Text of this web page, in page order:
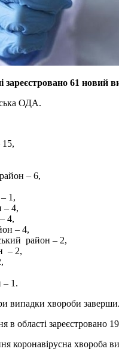
зареєстровано 61 новий
ОДА.
15,
– 6,
1,
– 4,
4,
– 4,
район – 2,
– 2,
– 1.
випадки хвороби
в області
коронавірусна хвороба